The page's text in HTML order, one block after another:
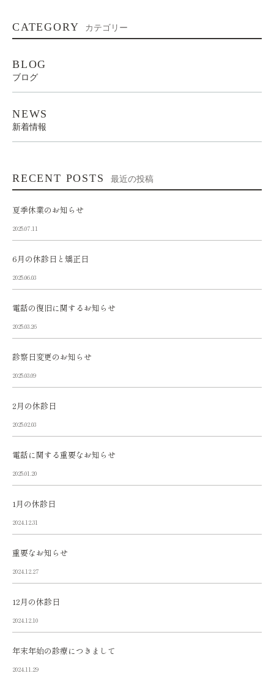
CATEGORY カテゴリー
BLOG
ブログ
NEWS
新着情報
RECENT POSTS 最近の投稿
夏季休業のお知らせ
2025.07.11
6月の休診日と矯正日
2025.06.03
電話の復旧に関するお知らせ
2025.03.26
診察日変更のお知らせ
2025.03.09
2月の休診日
2025.02.03
電話に関する重要なお知らせ
2025.01.20
1月の休診日
2024.12.31
重要なお知らせ
2024.12.27
12月の休診日
2024.12.10
年末年始の診療につきまして
2024.11.29